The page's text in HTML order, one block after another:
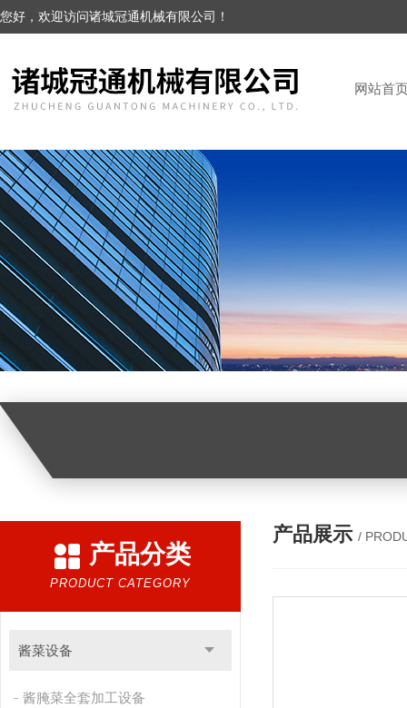
您好，欢迎访问诸城冠通机械有限公司！
网站首
产品分类
PRODUCT CATEGORY
酱菜设备
酱腌菜全套加工设备
产品展示 /